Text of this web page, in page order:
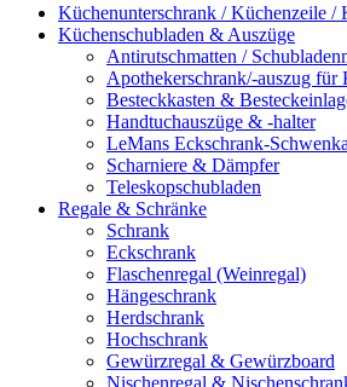
Küchenunterschrank / Küchenzeile /
Küchenschubladen & Auszüge
Antirutschmatten /
Apothekerschrank/-auszug für
Besteckkasten &
Handtuchauszüge & -halter
LeMans Eckschrank-
Scharniere & Dämpfer
Teleskopschubladen
Regale & Schränke
Schrank
Eckschrank
Flaschenregal (Weinregal)
Hängeschrank
Herdschrank
Hochschrank
Gewürzregal & Gewürzboard
Nischenregal &